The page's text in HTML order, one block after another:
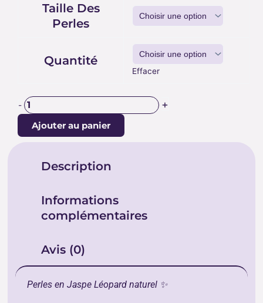
prix :
0.45 €
à
9.00 €
Taille Des
Perles
Quantité
Effacer
-
PERLES
+
Ajouter au panier
Description
Informations
complémentaires
Avis (0)
Perles en Jaspe Léopard naturel ✨